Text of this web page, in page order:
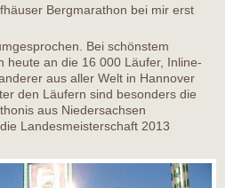
Bergmarathon bei mir erst
Bei schönstem
heute an die 16 000 Läufer, Inline-
aus aller Welt in Hannover
den Läufern sind besonders die
aus Niedersachsen
Landesmeisterschaft 2013